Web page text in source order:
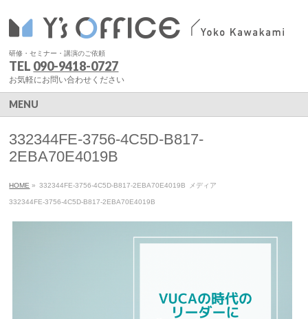
研修・セミナー・講演のご依頼
TEL 090-9418-0727
お気軽にお問い合わせください
MENU
332344FE-3756-4C5D-B817-
2EBA70E4019B
HOME » 332344FE-3756-4C5D-B817-2EBA70E4019B メディア
332344FE-3756-4C5D-B817-2EBA70E4019B